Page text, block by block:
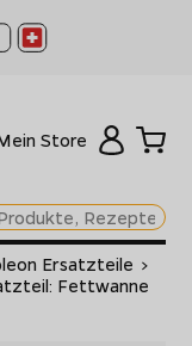
Store
Ersatzteile >
Fettwanne